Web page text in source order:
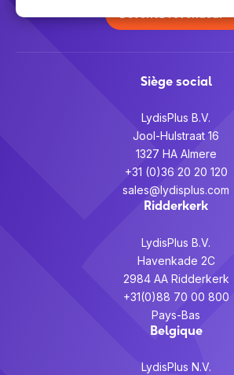
Devenez revendeur >
Siège social
LydisPlus B.V.
Jool-Hulstraat 16
1327 HA Almere
+31 (0)36 20 20 120
sales@lydisplus.com
Ridderkerk
LydisPlus B.V.
Havenkade 2C
2984 AA Ridderkerk
+31(0)88 70 00 800
Pays-Bas
Belgique
LydisPlus N.V.